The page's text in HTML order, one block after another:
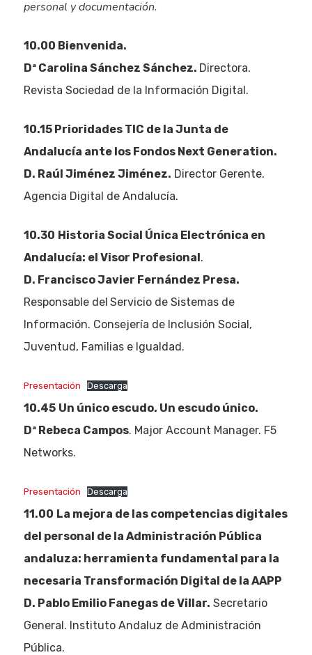
personal y documentación.
10.00 Bienvenida.
Dª Carolina Sánchez Sánchez. Directora.
Revista Sociedad de la Información Digital.
10.15 Prioridades TIC de la Junta de
Andalucía ante los Fondos Next Generation.
D. Raúl Jiménez Jiménez. Director Gerente.
Agencia Digital de Andalucía.
10.30 Historia Social Única Electrónica en
Andalucía: el Visor Profesional.
D. Francisco Javier Fernández Presa.
Responsable del Servicio de Sistemas de
Información. Consejería de Inclusión Social,
Juventud, Familias e Igualdad.
Presentación Descarga
10.45 Un único escudo. Un escudo único.
Dª Rebeca Campos. Major Account Manager. F5
Networks.
Presentación Descarga
11.00 La mejora de las competencias digitales
del personal de la Administración Pública
andaluza: herramienta fundamental para la
necesaria Transformación Digital de la AAPP
D. Pablo Emilio Fanegas de Villar. Secretario
General. Instituto Andaluz de Administración
Pública.